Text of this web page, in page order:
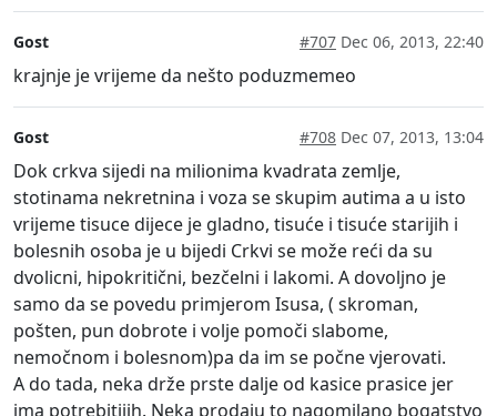
Gost #707 Dec 06, 2013, 22:40
krajnje je vrijeme da nešto poduzmemeo
Gost #708 Dec 07, 2013, 13:04
Dok crkva sijedi na milionima kvadrata zemlje,
stotinama nekretnina i voza se skupim autima a u isto
vrijeme tisuce dijece je gladno, tisuće i tisuće starijih i
bolesnih osoba je u bijedi Crkvi se može reći da su
dvolicni, hipokritični, bezčelni i lakomi. A dovoljno je
samo da se povedu primjerom Isusa, ( skroman,
pošten, pun dobrote i volje pomoči slabome,
nemočnom i bolesnom)pa da im se počne vjerovati.
A do tada, neka drže prste dalje od kasice prasice jer
ima potrebitijih. Neka prodaju to nagomilano bogatstvo